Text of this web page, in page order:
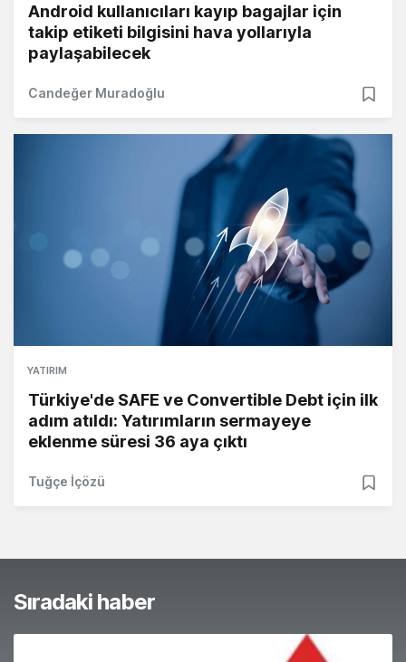
Android kullanıcıları kayıp bagajlar için
takip etiketi bilgisini hava yollarıyla
paylaşabilecek
Candeğer Muradoğlu
YATIRIM
Türkiye'de SAFE ve Convertible Debt için ilk
adım atıldı: Yatırımların sermayeye
eklenme süresi 36 aya çıktı
Tuğçe İçözü
Sıradaki haber